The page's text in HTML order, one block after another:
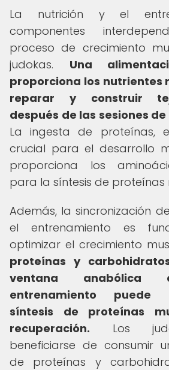
La nutrición y el
componentes
proceso de crecimiento
judokas. Una
proporciona los nutrientes
reparar y construir
después de las sesiones
La ingesta de proteínas,
crucial para el desarrollo
proporciona los
para la síntesis de proteínas
Además, la sincronización
el entrenamiento es
optimizar el crecimiento
proteínas y
ventana anabólica
entrenamiento puede
síntesis de proteínas
recuperación. Los
beneficiarse de consumir
de proteínas y